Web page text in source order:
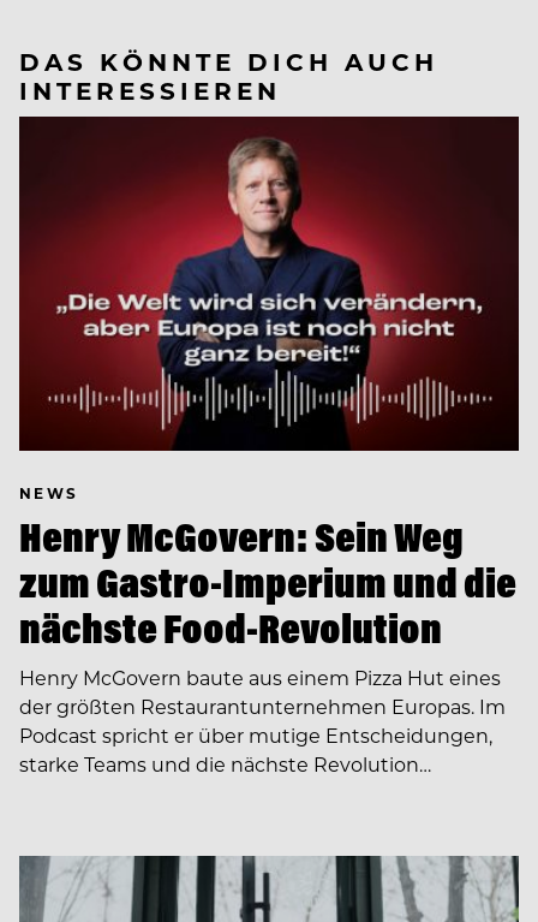
DAS KÖNNTE DICH AUCH
INTERESSIEREN
NEWS
Henry McGovern: Sein Weg
zum Gastro-Imperium und die
nächste Food-Revolution
Henry McGovern baute aus einem Pizza Hut eines
der größten Restaurantunternehmen Europas. Im
Podcast spricht er über mutige Entscheidungen,
starke Teams und die nächste Revolution…